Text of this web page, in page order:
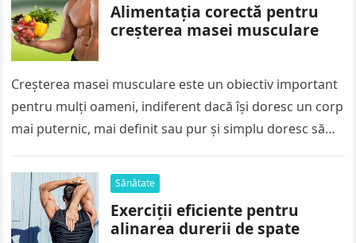
Alimentația corectă pentru
creșterea masei musculare
Creșterea masei musculare este un obiectiv important
pentru mulți oameni, indiferent dacă își doresc un corp
mai puternic, mai definit sau pur și simplu doresc să
Sănătate
Exerciții eficiente pentru
alinarea durerii de spate